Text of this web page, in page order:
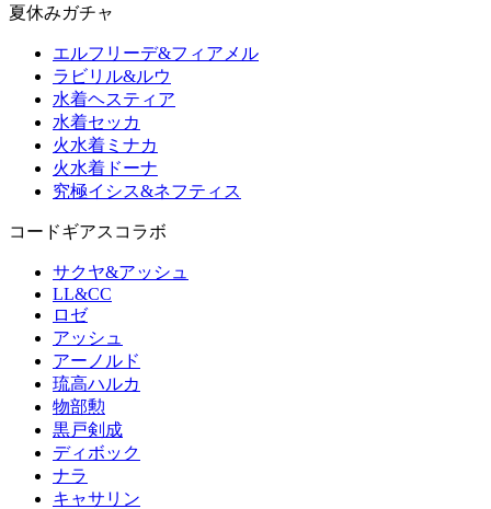
夏休みガチャ
エルフリーデ&フィアメル
ラビリル&ルウ
水着ヘスティア
水着セッカ
火水着ミナカ
火水着ドーナ
究極イシス&ネフティス
コードギアスコラボ
サクヤ&アッシュ
LL&CC
ロゼ
アッシュ
アーノルド
琉高ハルカ
物部勲
黒戸剣成
ディボック
ナラ
キャサリン